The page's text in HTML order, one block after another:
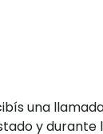
una
y durante